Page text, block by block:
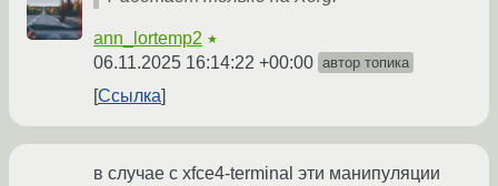
ann_lortemp2 ★
06.11.2025 16:14:22 +00:00 автор топика
Ссылка
в случае с xfce4-terminal эти манипуляции